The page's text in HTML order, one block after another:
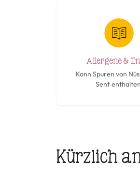
Allergene &
Kann Spuren von
Senf
Kürzlich